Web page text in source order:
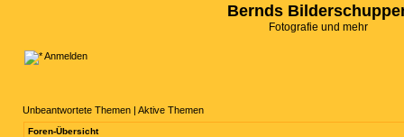
Bernds
Fotografie und mehr
Anmelden
Unbeantwortete Themen | Aktive Themen
Foren-Übersicht